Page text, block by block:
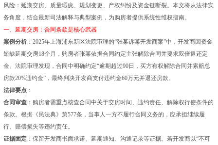
风险：延期交房、质量瑕疵、规划变更、产权纠纷及资金链断裂。本文将从法律实
务角度，结合最新司法解释与典型案例，为购房者提供系统性维权指南。
一、延期交房：合同条款是核心武器
案例分析：2025年上海浦东新区法院审理的“张某诉某开发商案”中，开发商因资金
短缺延期交房18个月，购房者张某依据合同约定主张解除合同并要求双倍返还定
金。法院审理发现，合同中明确约定“逾期超过90日，买方有权解除合同并索赔总
房款20%违约金”，最终判决开发商支付违约金60万元并退还房款。
法律要点：
合同审查：购房者需重点核查合同中关于交房时间、违约责任、解除权行使条件的
条款。根据《民法典》第577条，当事人一方不履行合同义务的，应承担继续履
行、赔偿损失等违约责任。
证据固定：保留开发商书面承诺、延期通知、沟通记录等证据。若开发商以“不可